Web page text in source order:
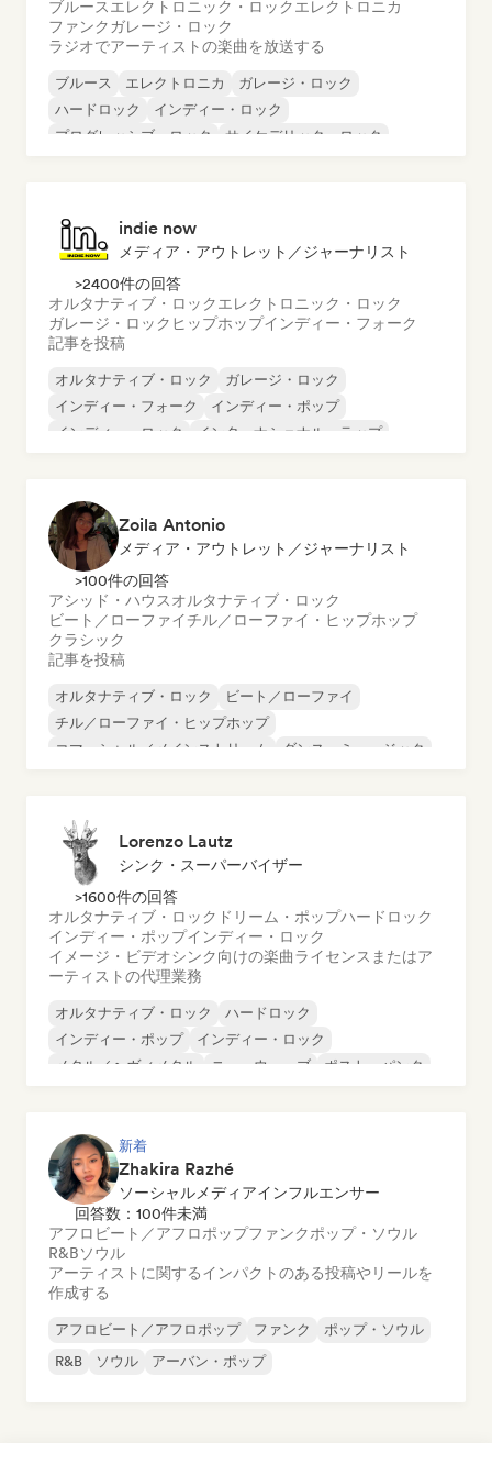
ブルースエレクトロニック・ロックエレクトロニカ
ファンクガレージ・ロック
ラジオでアーティストの楽曲を放送する
ブルース エレクトロニカ
ガレージ・ロック
ハードロック
インディー・ロック
プログレッシブ・ロック
サイケデリック・ロック
indie now
メディア・アウトレット／ジャーナリスト
>2400件の回答
オルタナティブ・ロックエレクトロニック・ロック
ガレージ・ロック ヒップホップインディー・フォーク
記事を投稿
オルタナティブ・ロック
ガレージ・ロック
インディー・フォーク
インディー・ポップ
インディー・ロック
インターナショナル・ラップ
Zoila Antonio
メディア・アウトレット／ジャーナリスト
>100件の回答
アシッド・ハウスオルタナティブ・ロック
ビート／ローファイチル／ローファイ・ヒップホップ
クラシック
記事を投稿
オルタナティブ・ロック
ビート／ローファイ
チル／ローファイ・ヒップホップ
コマーシャル／メインストリーム
ダンス・ミュージック
Lorenzo Lautz
シンク・スーパーバイザー
>1600件の回答
オルタナティブ・ロック ドリーム・ポップハードロック
インディー・ポップインディー・ロック
イメージ・ビデオシンク向けの楽曲ライセンスまたはア
ーティストの代理業務
オルタナティブ・ロック
ハードロック
インディー・ポップ
インディー・ロック
メタル／ヘヴィメタル
ニューウェーブ
ポスト・パンク
新着
Zhakira Razhé
ソーシャルメディアインフルエンサー
回答数：100件未満
アフロビート／アフロポップファンクポップ・ソウル
R&Bソウル
アーティストに関するインパクトのある投稿やリールを
作成する
アフロビート／アフロポップ ファンク
ポップ・ソウル
R&B
ソウル アーバン・ポップ